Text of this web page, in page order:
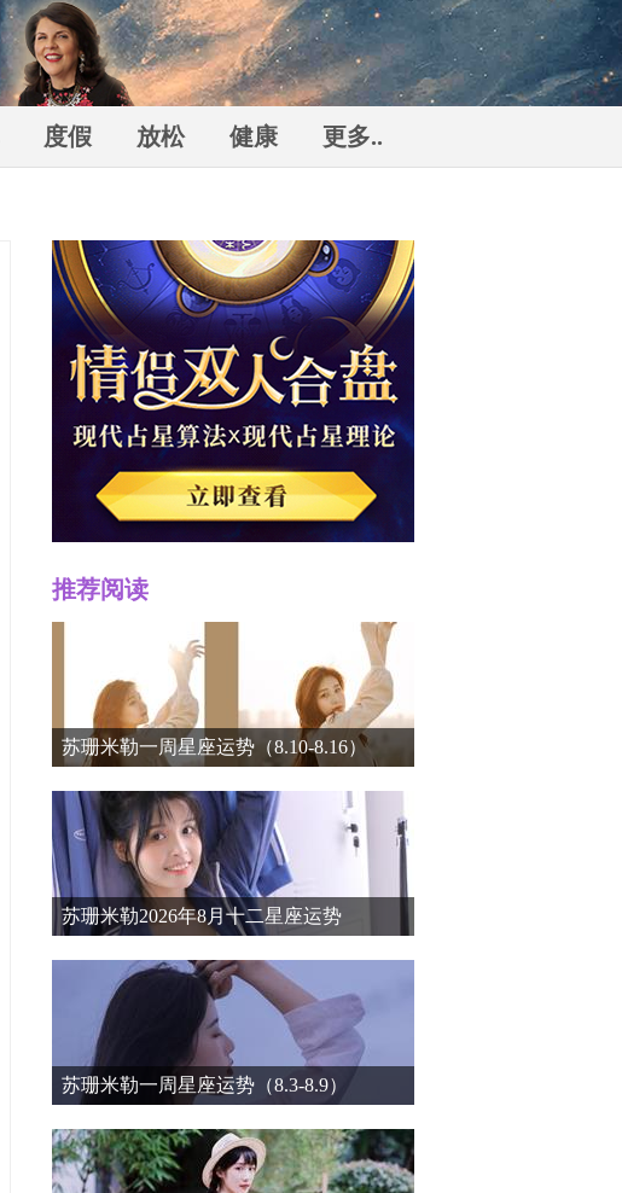
苏珊米勒
（Susan
Miller）个人
度假 放松 健康 更多..
推荐阅读
苏珊米勒一周星座运势（8.10-8.16）
苏珊米勒2026年8月十二星座运势
苏珊米勒一周星座运势（8.3-8.9）